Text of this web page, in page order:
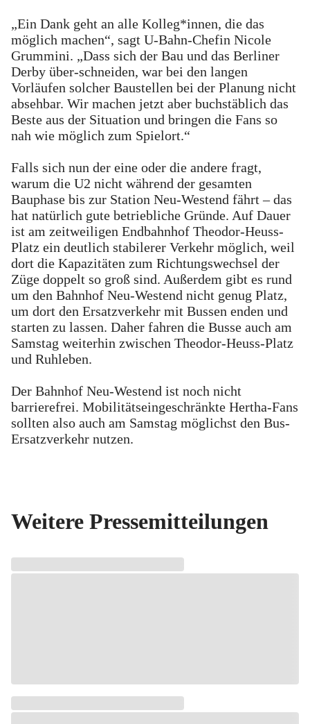
„Ein Dank geht an alle Kolleg*innen, die das
möglich machen“, sagt U-Bahn-Chefin Nicole
Grummini. „Dass sich der Bau und das Berliner
Derby über-schneiden, war bei den langen
Vorläufen solcher Baustellen bei der Planung nicht
absehbar. Wir machen jetzt aber buchstäblich das
Beste aus der Situation und bringen die Fans so
nah wie möglich zum Spielort.“
Falls sich nun der eine oder die andere fragt,
warum die U2 nicht während der gesamten
Bauphase bis zur Station Neu-Westend fährt – das
hat natürlich gute betriebliche Gründe. Auf Dauer
ist am zeitweiligen Endbahnhof Theodor-Heuss-
Platz ein deutlich stabilerer Verkehr möglich, weil
dort die Kapazitäten zum Richtungswechsel der
Züge doppelt so groß sind. Außerdem gibt es rund
um den Bahnhof Neu-Westend nicht genug Platz,
um dort den Ersatzverkehr mit Bussen enden und
starten zu lassen. Daher fahren die Busse auch am
Samstag weiterhin zwischen Theodor-Heuss-Platz
und Ruhleben.
Der Bahnhof Neu-Westend ist noch nicht
barrierefrei. Mobilitätseingeschränkte Hertha-Fans
sollten also auch am Samstag möglichst den Bus-
Ersatzverkehr nutzen.
Weitere Pressemitteilungen